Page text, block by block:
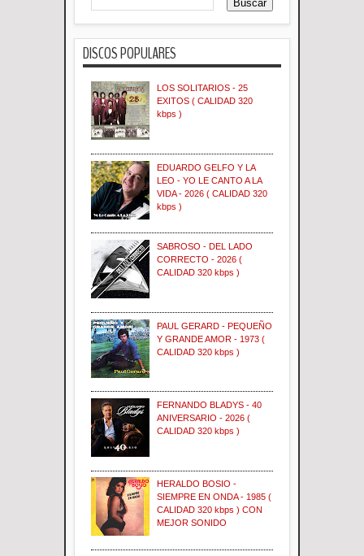
DISCOS POPULARES
LOS SOLITARIOS - 25
EXITOS ( CALIDAD 320
kbps )
EDUARDO GELFO Y LA
LEO - YO LE CANTO A LA
VIDA - 2026 ( CALIDAD 320
kbps )
SABROSO - DEL LADO
CORRECTO - 2026 (
CALIDAD 320 kbps )
PAUL GERARD - PEQUEÑO
Y GRANDE AMOR - 1973 (
CALIDAD 320 kbps )
FERNANDO BLADYS - 40
ANIVERSARIO - 2026 (
CALIDAD 320 kbps )
HERALDO BOSIO -
SIEMPRE EN ONDA - 1985 (
CALIDAD 320 kbps ) CON
MEJOR SONIDO